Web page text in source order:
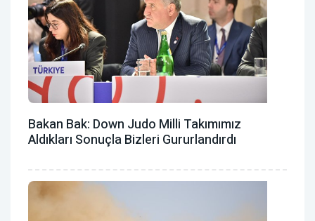
Bakan Bak: Down Judo Milli Takımımız
Aldıkları Sonuçla Bizleri Gururlandırdı